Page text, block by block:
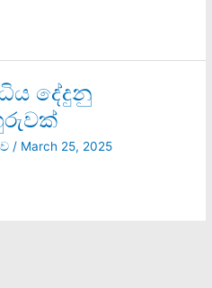
දේදුනු
/ March 25, 2025